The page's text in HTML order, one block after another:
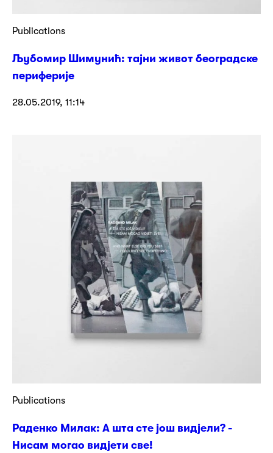
Publications
Љубомир Шимунић: тајни живот београдске
периферије
28.05.2019, 11:14
Publications
Раденко Милак: А шта сте још видјели? -
Нисам могао видјети све!